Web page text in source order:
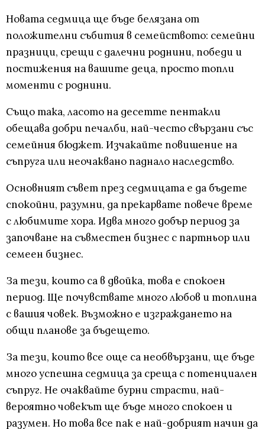
Новата седмица ще бъде белязана от
положителни събития в семейството: семейни
празници, срещи с далечни роднини, победи и
постижения на вашите деца, просто топли
моменти с роднини.
Също така, ласото на десетте пентакли
обещава добри печалби, най-често свързани със
семейния бюджет. Изчакайте повишение на
съпруга или неочаквано паднало наследство.
Основният съвет през седмицата е да бъдете
спокойни, разумни, да прекарвате повече време
с любимите хора. Идва много добър период за
започване на съвместен бизнес с партньор или
семеен бизнес.
За тези, които са в двойка, това е спокоен
период. Ще почувствате много любов и топлина
с вашия човек. Възможно е изграждането на
общи планове за бъдещето.
За тези, които все още са необвързани, ще бъде
много успешна седмица за среща с потенциален
съпруг. Не очаквайте бурни страсти, най-
вероятно човекът ще бъде много спокоен и
разумен. Но това все пак е най-добрият начин да